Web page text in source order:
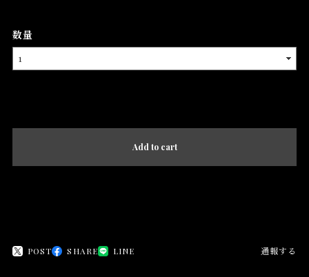
数量
Add to cart
POST SHARE LINE 通報する